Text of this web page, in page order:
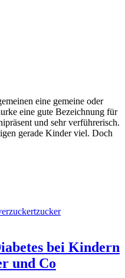
eine gemeine oder
eine gute Bezeichnung für
und sehr verführerisch.
gerade Kinder viel. Doch
zucker
bei Kindern
und Co